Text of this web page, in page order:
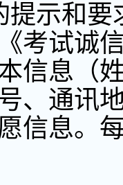
提示和
考试诚
信息（
、通讯
信息。